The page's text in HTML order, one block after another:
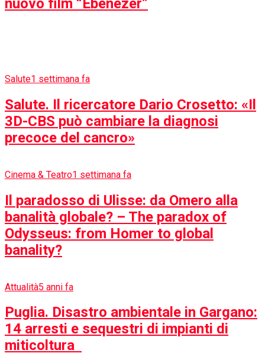
Lampedusa. Affonda barcone, 125
Storia, memoria e le lontane verità
dell’uomo.
Arte & Cultura5 anni fa
Dailyflash: A 700 anni dalla morte di
Dante Alighieri l’attualità di Gioacchino
da Fiore
Diritti umani5 anni fa
‘Fertilia Istriana’di Cristina Mantis,
l’abbraccio del popolo sardo agli esuli
dell’Istria, Fiume e Dalmazia